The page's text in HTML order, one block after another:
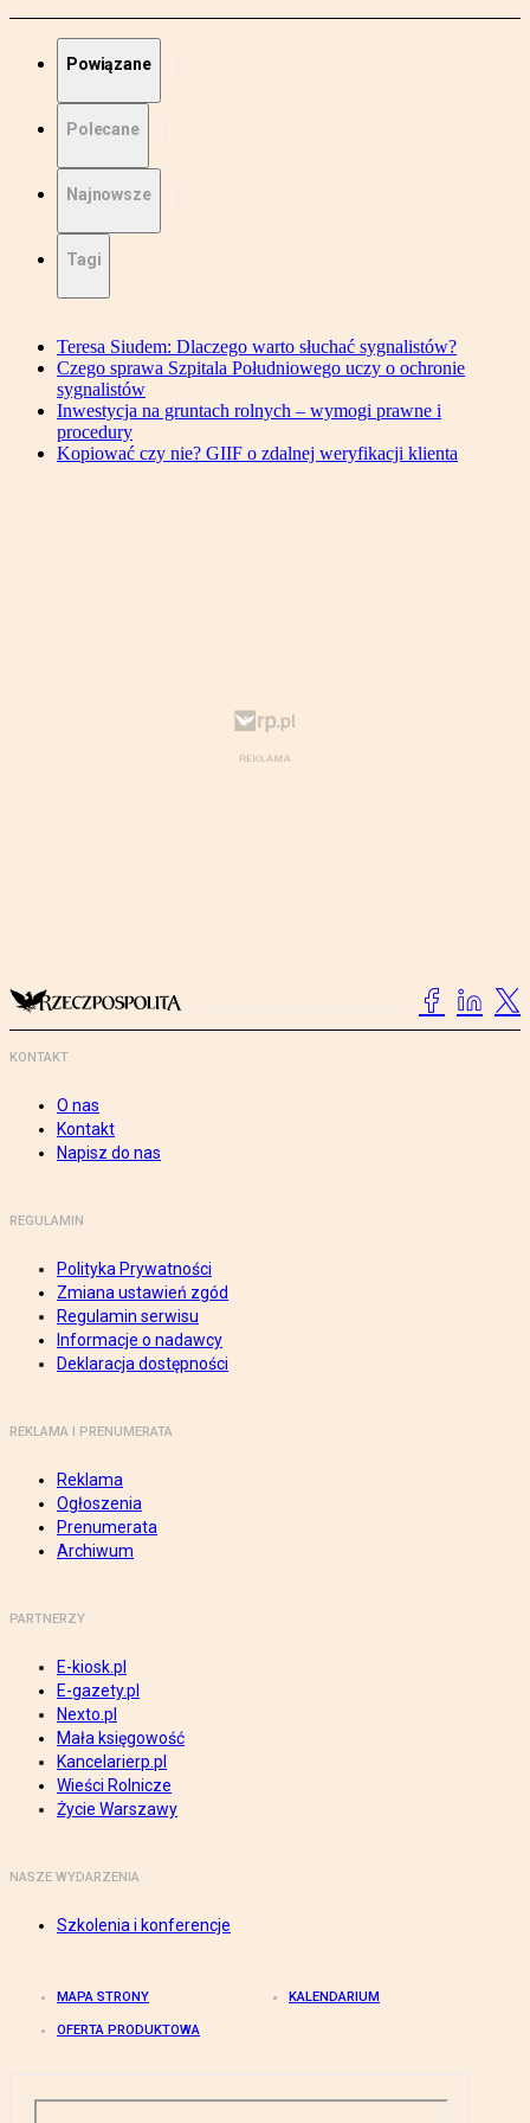
Powiązane
Polecane
Najnowsze
Tagi
Teresa Siudem: Dlaczego warto słuchać sygnalistów?
Czego sprawa Szpitala Południowego uczy o ochronie
sygnalistów
Inwestycja na gruntach rolnych – wymogi prawne i
procedury
Kopiować czy nie? GIIF o zdalnej weryfikacji klienta
KONTAKT
O nas
Kontakt
Napisz do nas
REGULAMIN
Polityka Prywatności
Zmiana ustawień zgód
Regulamin serwisu
Informacje o nadawcy
Deklaracja dostępności
REKLAMA I PRENUMERATA
Reklama
Ogłoszenia
Prenumerata
Archiwum
PARTNERZY
E-kiosk.pl
E-gazety.pl
Nexto.pl
Mała księgowość
Kancelarierp.pl
Wieści Rolnicze
Życie Warszawy
NASZE WYDARZENIA
Szkolenia i konferencje
MAPA STRONY KALENDARIUM
OFERTA PRODUKTOWA